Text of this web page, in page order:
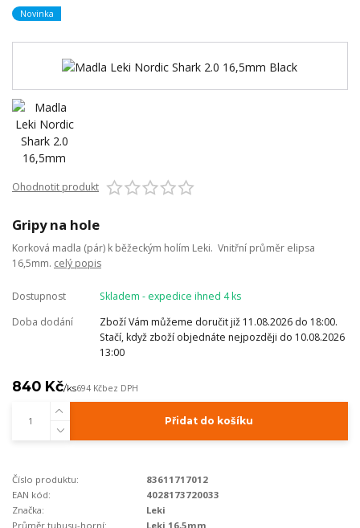
Novinka
Ohodnotit produkt
Gripy na hole
Korková madla (pár) k běžeckým holím Leki. Vnitřní průměr elipsa
16,5mm. celý popis
Dostupnost
Skladem - expedice ihned 4 ks
Doba dodání
Zboží Vám můžeme doručit již 11.08.2026 do 18:00.
Stačí, když zboží objednáte nejpozději do 10.08.2026
13:00
840 Kč/ks694 Kčbez DPH
Přidat do košíku
Číslo produktu:
83611717012
EAN kód:
4028173720033
Značka:
Leki
Průměr tubusu-horní:
Leki 16,5mm